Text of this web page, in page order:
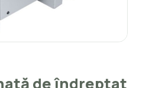
de îndreptat